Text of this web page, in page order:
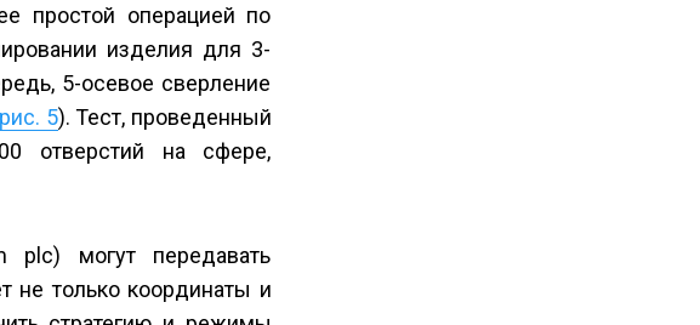
простой операцией по
изделия для 3-
5-осевое сверление
рис. 5). Тест, проведенный
отверстий на сфере,
plc) могут передавать
не только координаты и